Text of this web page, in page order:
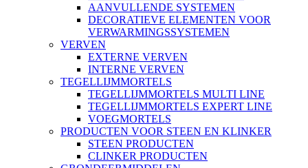
AANVULLENDE SYSTEMEN
DECORATIEVE ELEMENTEN VOOR
VERWARMINGSSYSTEMEN
VERVEN
EXTERNE VERVEN
INTERNE VERVEN
TEGELLIJMMORTELS
TEGELLIJMMORTELS MULTI LINE
TEGELLIJMMORTELS EXPERT LINE
VOEGMORTELS
PRODUCTEN VOOR STEEN EN KLINKER
STEEN PRODUCTEN
CLINKER PRODUCTEN